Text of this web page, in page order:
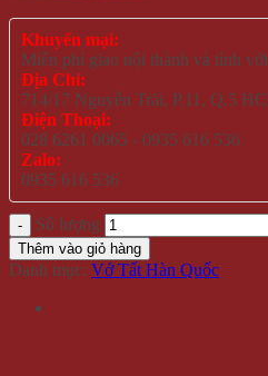
Khuyến mại:
Miễn phí giao nội thành và tỉnh
Địa Chỉ:
714/17 Nguyễn Trãi, P.11, Q.5
Điện Thoại:
028 6261 0065 - 0935 616 536
Zalo:
0935 616 536
Số lượng
Thêm vào giỏ hàng
Danh mục: Vớ Tất Hàn Quốc